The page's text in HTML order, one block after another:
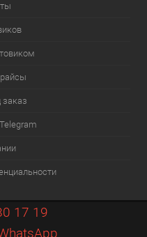
заказ
17 19